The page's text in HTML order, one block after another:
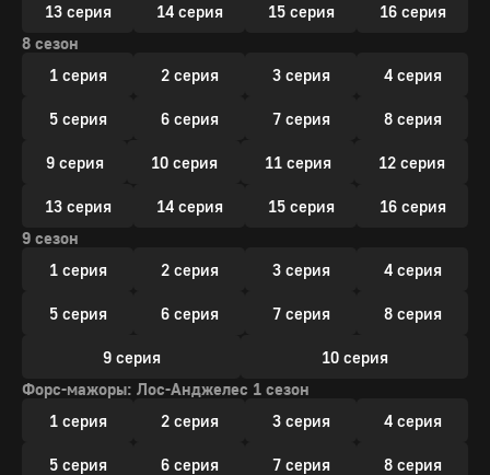
13 серия 14 серия 15 серия
16 серия
8 сезон
1 серия
2 серия 3 серия 4 серия
5 серия 6 серия 7 серия 8 серия
9 серия 10 серия 11 серия 12 серия
13 серия 14 серия 15 серия
16 серия
9 сезон
1 серия
2 серия 3 серия 4 серия
5 серия 6 серия 7 серия 8 серия
9 серия
10 серия
Форс-мажоры: Лос-Анджелес 1 сезон
1 серия
2 серия 3 серия 4 серия
5 серия 6 серия 7 серия 8 серия